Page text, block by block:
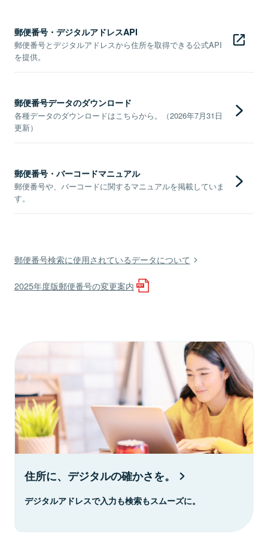
郵便番号・デジタルアドレスAPI
郵便番号とデジタルアドレスから住所を取得できる公式API
を提供。
郵便番号データのダウンロード
各種データのダウンロードはこちらから。（2026年7月31日
更新）
郵便番号・バーコードマニュアル
郵便番号や、バーコードに関するマニュアルを掲載していま
す。
郵便番号検索に使用されているデータについて
2025年度版郵便番号の変更案内
住所に、デジタルの確かさを。
デジタルアドレスで入力も検索もスムーズに。